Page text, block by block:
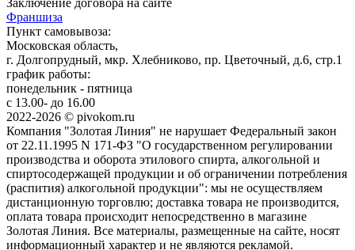
Заключение договора на сайте
Франшиза
Пункт самовывоза:
Московская область,
г. Долгопрудный, мкр. Хлебниково, пр. Цветочный, д.6, стр.1
график работы:
понедельник - пятница
с 13.00- до 16.00
2022-2026 © pivokom.ru
Компания "Золотая Линия" не нарушает Федеральный закон
от 22.11.1995 N 171-ФЗ "О государственном регулировании
производства и оборота этилового спирта, алкогольной и
спиртосодержащей продукции и об ограничении потребления
(распития) алкогольной продукции": мы не осуществляем
дистанционную торговлю; доставка товара не производится,
оплата товара происходит непосредственно в магазине
Золотая Линия. Все материалы, размещенные на сайте, носят
информационный характер и не являются рекламой.